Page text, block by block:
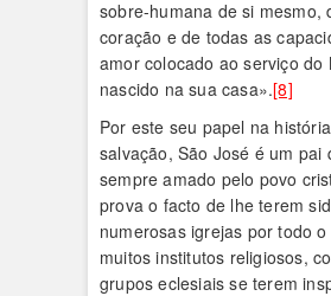
sobre-humana de si mesmo,
coração e de todas as
amor colocado ao serviço do
nascido na sua casa».[8]
Por este seu papel na
salvação, São José é um pai
sempre amado pelo povo
prova o facto de lhe terem
numerosas igrejas por todo
muitos institutos religiosos,
grupos eclesiais se terem